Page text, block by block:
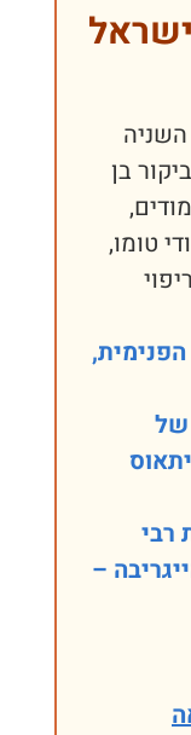
2025 – לביקור בן
טומו,
של
רבי
–